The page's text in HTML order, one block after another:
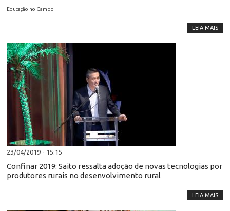
Educação no Campo
LEIA MAIS
23/04/2019 - 15:15
Confinar 2019: Saito ressalta adoção de novas tecnologias por
produtores rurais no desenvolvimento rural
LEIA MAIS